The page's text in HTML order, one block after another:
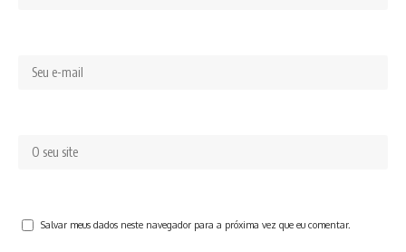
Salvar meus dados neste navegador para a próxima vez que eu comentar.